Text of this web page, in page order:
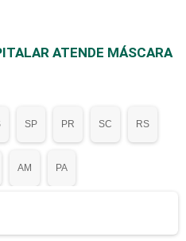
ATENDE MÁSCARA
SP PR SC RS
AM PA